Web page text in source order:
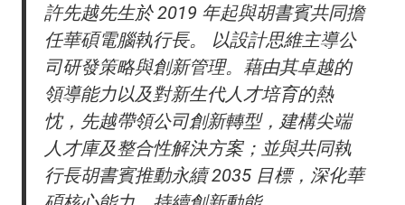
許先越先生於 2019 年起與胡書賓共同擔
任華碩電腦執行長。 以設計思維主導公
司研發策略與創新管理。藉由其卓越的
領導能力以及對新生代人才培育的熱
忱，先越帶領公司創新轉型，建構尖端
人才庫及整合性解決方案；並與共同執
行長胡書賓推動永續 2035 目標，深化華